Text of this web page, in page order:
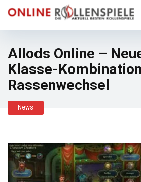
Allods Online –
Klasse-
Rassenwechsel
News